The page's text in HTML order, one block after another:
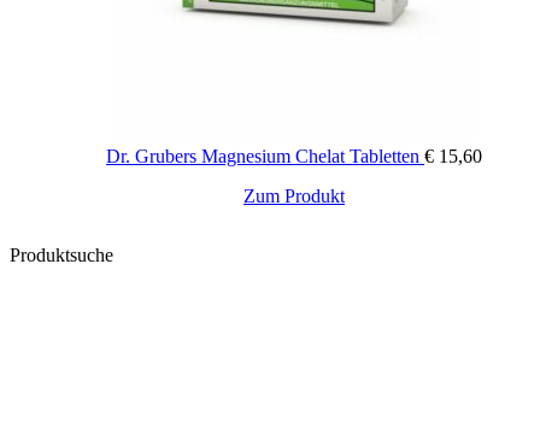
Dr. Grubers Magnesium Chelat Tabletten € 15,60
Zum Produkt
Produktsuche